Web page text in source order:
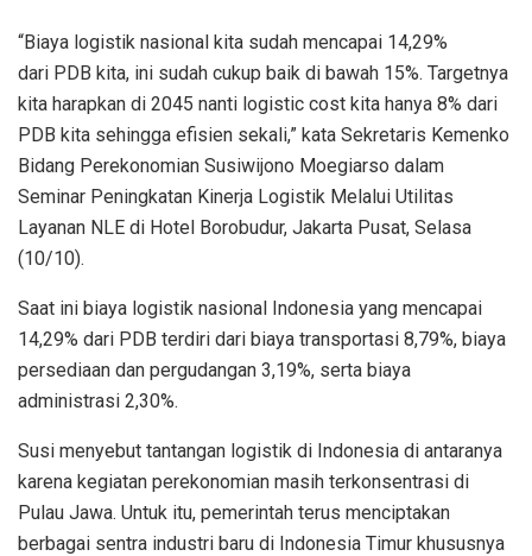
“Biaya logistik nasional kita sudah mencapai 14,29%
dari PDB kita, ini sudah cukup baik di bawah 15%. Targetnya
kita harapkan di 2045 nanti logistic cost kita hanya 8% dari
PDB kita sehingga efisien sekali,” kata Sekretaris Kemenko
Bidang Perekonomian Susiwijono Moegiarso dalam
Seminar Peningkatan Kinerja Logistik Melalui Utilitas
Layanan NLE di Hotel Borobudur, Jakarta Pusat, Selasa
(10/10).
Saat ini biaya logistik nasional Indonesia yang mencapai
14,29% dari PDB terdiri dari biaya transportasi 8,79%, biaya
persediaan dan pergudangan 3,19%, serta biaya
administrasi 2,30%.
Susi menyebut tantangan logistik di Indonesia di antaranya
karena kegiatan perekonomian masih terkonsentrasi di
Pulau Jawa. Untuk itu, pemerintah terus menciptakan
berbagai sentra industri baru di Indonesia Timur khususnya